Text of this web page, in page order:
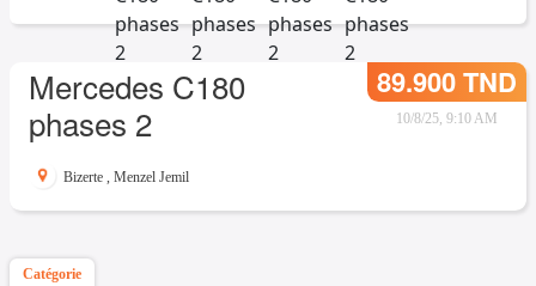
Mercedes C180
phases 2
89.900 TND
10/8/25, 9:10 AM
Bizerte , Menzel Jemil
Catégorie